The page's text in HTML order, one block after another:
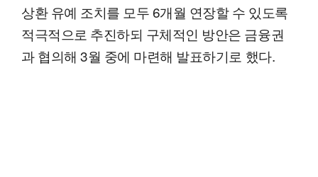
상환 유예 조치를 모두 6개월 연장할 수 있도록
적극적으로 추진하되 구체적인 방안은 금융권
과 협의해 3월 중에 마련해 발표하기로 했다.